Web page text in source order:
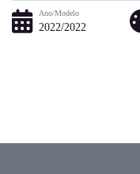
Ano/Modelo
2022/2022